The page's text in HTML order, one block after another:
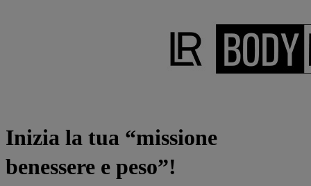
Inizia la tua “missione
benessere e peso”!